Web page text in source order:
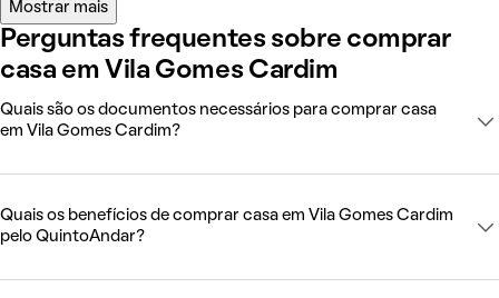
Mostrar mais
Perguntas frequentes sobre comprar
casa em Vila Gomes Cardim
Quais são os documentos necessários para comprar casa
em Vila Gomes Cardim?
Quais os benefícios de comprar casa em Vila Gomes Cardim
pelo QuintoAndar?